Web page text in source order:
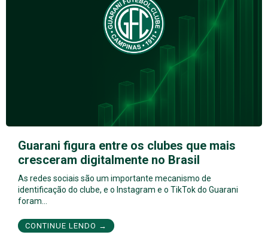
Guarani figura entre os clubes que mais
cresceram digitalmente no Brasil
As redes sociais são um importante mecanismo de
identificação do clube, e o Instagram e o TikTok do Guarani
foram…
CONTINUE LENDO →